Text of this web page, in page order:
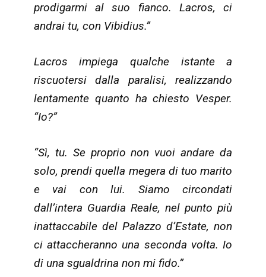
prodigarmi al suo fianco. Lacros, ci
andrai tu, con Vibidius.”
Lacros impiega qualche istante a
riscuotersi dalla paralisi, realizzando
lentamente quanto ha chiesto Vesper.
“Io?”
“Sì, tu. Se proprio non vuoi andare da
solo, prendi quella megera di tuo marito
e vai con lui. Siamo circondati
dall’intera Guardia Reale, nel punto più
inattaccabile del Palazzo d’Estate, non
ci attaccheranno una seconda volta. Io
di una sgualdrina non mi fido.”